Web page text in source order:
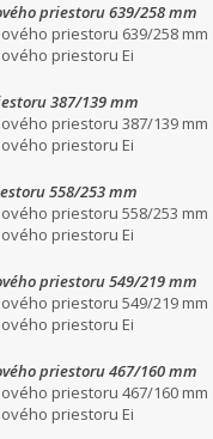
priestoru 639/258 mm
priestoru 639/258 mm
priestoru Ei
387/139 mm
priestoru 387/139 mm
priestoru Ei
558/253 mm
priestoru 558/253 mm
priestoru Ei
priestoru 549/219 mm
priestoru 549/219 mm
priestoru Ei
priestoru 467/160 mm
priestoru 467/160 mm
priestoru Ei